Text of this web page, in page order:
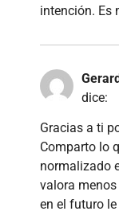
intención. Es
dice:
Gracias a ti
Comparto lo
normalizado
valora
en el futuro